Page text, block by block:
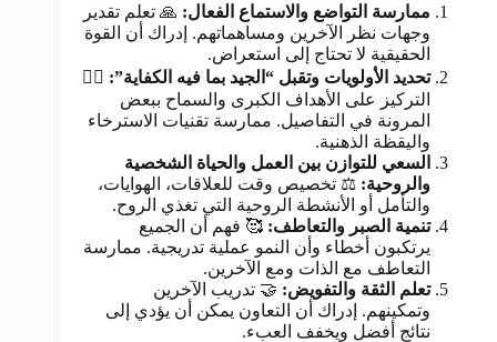
ممارسة التواضع والاستماع الفعال: 🙏 تعلم تقدير
وجهات نظر الآخرين ومساهماتهم. إدراك أن القوة
الحقيقية لا تحتاج إلى استعراض.
تحديد الأولويات وتقبل “الجيد بما فيه الكفاية”: 🧘‍♀️
التركيز على الأهداف الكبرى والسماح ببعض
المرونة في التفاصيل. ممارسة تقنيات الاسترخاء
واليقظة الذهنية.
السعي للتوازن بين العمل والحياة الشخصية
والروحية: ⚖️ تخصيص وقت للعلاقات، الهوايات،
والتأمل أو الأنشطة الروحية التي تغذي الروح.
تنمية الصبر والتعاطف: 🥰 فهم أن الجميع
يرتكبون أخطاء وأن النمو عملية تدريجية. ممارسة
التعاطف مع الذات ومع الآخرين.
تعلم الثقة والتفويض: 🤝 تدريب الآخرين
وتمكينهم. إدراك أن التعاون يمكن أن يؤدي إلى
نتائج أفضل ويخفف العبء.